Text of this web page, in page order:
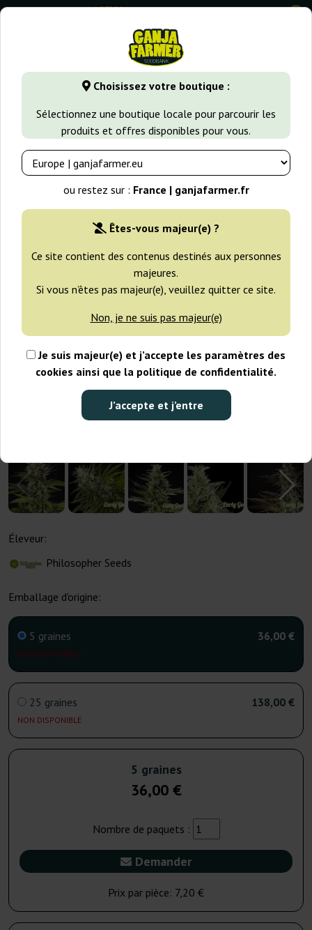
Choisissez votre boutique :
Sélectionnez une boutique locale pour parcourir les
produits et offres disponibles pour vous.
ou restez sur : France | ganjafarmer.fr
Êtes-vous majeur(e) ?
Ce site contient des contenus destinés aux personnes
majeures.
Si vous n’êtes pas majeur(e), veuillez quitter ce site.
Non, je ne suis pas majeur(e)
Je suis majeur(e) et j’accepte les paramètres des
cookies ainsi que la politique de confidentialité.
J’accepte et j’entre
0
GanjaFarmer.fr Variétés de Cannabis Gorilla Glue
Éleveur:
Philosopher Seeds
Emballage d'origine:
5 graines
NON DISPONIBLE
36,00 €
25 graines
NON DISPONIBLE
138,00 €
5 graines
36,00 €
Nombre de paquets :
Demander
Prix par pièce: 7,20 €